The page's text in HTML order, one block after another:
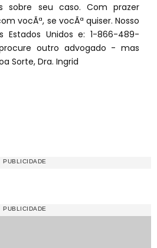
sobre seu caso. Com prazer
vocÃª, se vocÃª quiser. Nosso
Estados Unidos e: 1-866-489-
outro advogado - mas
Sorte, Dra. Ingrid